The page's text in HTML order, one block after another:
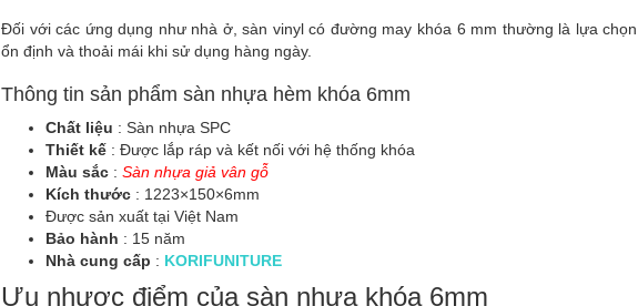
Đối với các ứng dụng như nhà ở, sàn vinyl có đường may khóa 6 mm thường là lựa
ổn định và thoải mái khi sử dụng hàng ngày.
Thông tin sản phẩm sàn nhựa hèm khóa 6mm
Chất liệu : Sàn nhựa SPC
Thiết kế : Được lắp ráp và kết nối với hệ thống khóa
Màu sắc : Sàn nhựa giả vân gỗ
Kích thước : 1223×150×6mm
Được sản xuất tại Việt Nam
Bảo hành : 15 năm
Nhà cung cấp : KORIFUNITURE
Ưu nhược điểm của sàn nhựa khóa 6mm